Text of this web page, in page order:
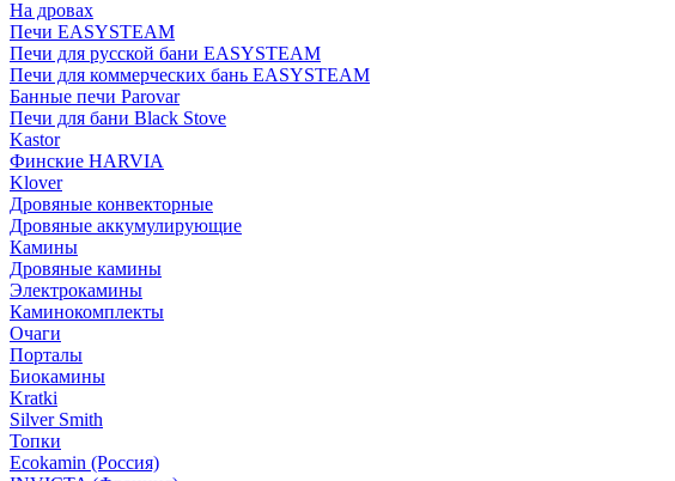
На дровах
Печи EASYSTEAM
Печи для русской бани EASYSTEAM
Печи для коммерческих бань EASYSTEAM
Банные печи Parovar
Печи для бани Black Stove
Kastor
Финские HARVIA
Klover
Дровяные конвекторные
Дровяные аккумулирующие
Камины
Дровяные камины
Электрокамины
Каминокомплекты
Очаги
Порталы
Биокамины
Kratki
Silver Smith
Топки
Ecokamin (Россия)